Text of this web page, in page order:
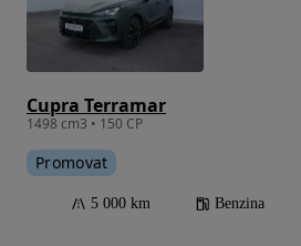
Cupra Terramar
1498 cm3 • 150 CP
Promovat
5 000 km Benzina